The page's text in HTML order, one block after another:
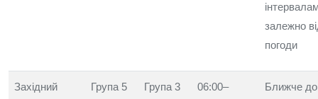
залежно
погоди
Західний
Група 5 Група 3
06:00–
Ближче до